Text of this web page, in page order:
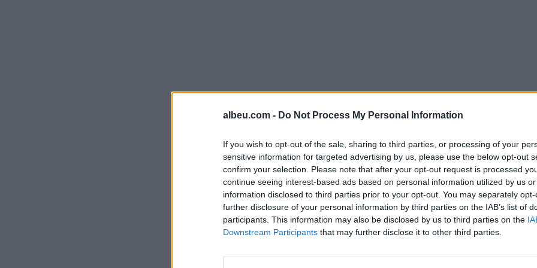
albeu.com - Do Not Process My Personal Information
If you wish to opt-out of the sale, sharing to third parties, or processing of your
sensitive information for targeted advertising by us, please use the below opt-out
confirm your selection. Please note that after your opt-out request is processed
continue seeing interest-based ads based on personal information utilized by us
information disclosed to third parties prior to your opt-out. You may separately
further disclosure of your personal information by third parties on the IAB’s list of
participants. This information may also be disclosed by us to third parties on the
Downstream Participants that may further disclose it to other third parties.